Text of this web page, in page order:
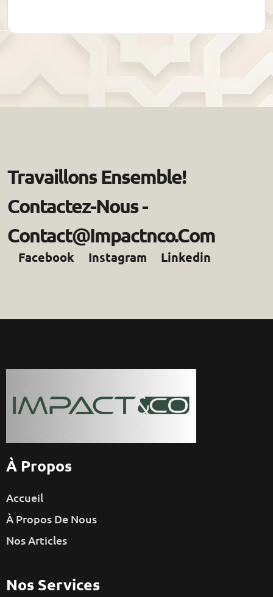
TRAVAILLONS ENSEMBLE!
CONTACTEZ-NOUS-
CONTACT@IMPACTNCO.COM
Facebook Instagram Linkedin
À Propos
Accueil
À Propos De Nous
Nos Articles
Nos Services